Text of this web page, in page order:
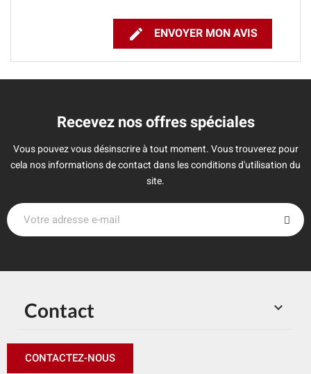
 ENVOYER MON AVIS
Recevez nos offres spéciales
Vous pouvez vous désinscrire à tout moment. Vous trouverez pour
cela nos informations de contact dans les conditions d'utilisation du
site.

Contact
CONTACTEZ-NOUS